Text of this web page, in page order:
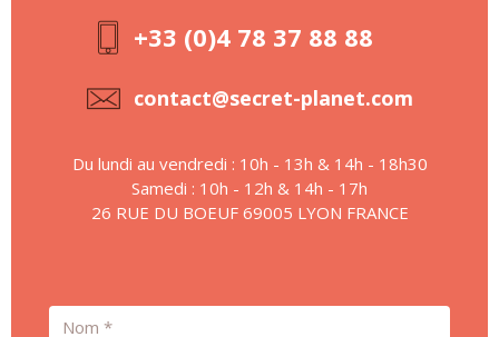
+33 (0)4 78 37 88 88
contact@secret-planet.com
Du lundi au vendredi : 10h - 13h & 14h - 18h30
Samedi : 10h - 12h & 14h - 17h
26 RUE DU BOEUF 69005 LYON FRANCE
Nom